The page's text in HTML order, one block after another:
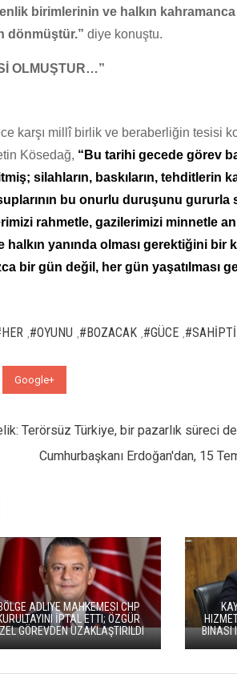
birimlerinin ve halkın
dönmüştür.” diye konuştu.
OLMUŞTUR…”
karşı millî birlik ve beraberliğin tesisi
Kösedağ, “Bu tarihi gecede görev
silahların, baskıların, tehditlerin
bu onurlu duruşunu gururla
rahmetle, gazilerimizi minnetle
halkın yanında olması gerektiğini
bir gün değil, her gün yaşatılması
#OYUNU #BOZACAK #GÜCE
Google+
Terörsüz Türkiye, bir pazarlık süreci
Cumhurbaşkanı Erdoğan'dan, 15
CHP
ÖZGÜR
KAYSERI’DE ACIL SAĞLIK
HIZMETLERI İSTASYONU
BINASI IÇIN IŞ BIRLIĞI